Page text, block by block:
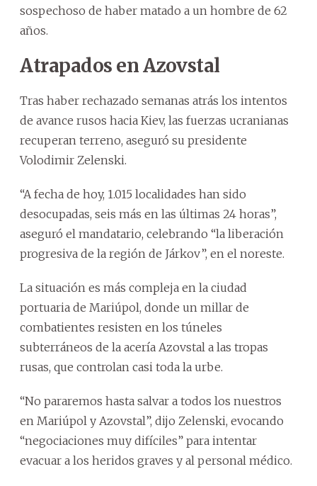
sospechoso de haber matado a un hombre de 62
años.
Atrapados en Azovstal
Tras haber rechazado semanas atrás los intentos
de avance rusos hacia Kiev, las fuerzas ucranianas
recuperan terreno, aseguró su presidente
Volodimir Zelenski.
“A fecha de hoy, 1.015 localidades han sido
desocupadas, seis más en las últimas 24 horas”,
aseguró el mandatario, celebrando “la liberación
progresiva de la región de Járkov”, en el noreste.
La situación es más compleja en la ciudad
portuaria de Mariúpol, donde un millar de
combatientes resisten en los túneles
subterráneos de la acería Azovstal a las tropas
rusas, que controlan casi toda la urbe.
“No pararemos hasta salvar a todos los nuestros
en Mariúpol y Azovstal”, dijo Zelenski, evocando
“negociaciones muy difíciles” para intentar
evacuar a los heridos graves y al personal médico.